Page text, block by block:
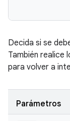
Decida si se
También realice
para volver a
Parámetros